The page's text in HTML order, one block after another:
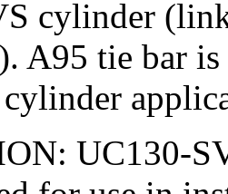
cylinder
A95 tie bar
UC130-